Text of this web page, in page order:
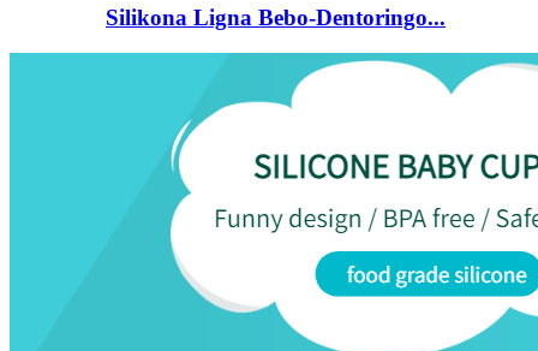
Silikona Ligna Bebo-Dentoringo...